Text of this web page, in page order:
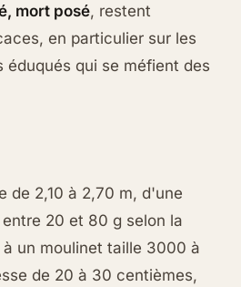
mort posé, restent
en particulier sur les
éduqués qui se méfient des
de 2,10 à 2,70 m, d'une
20 et 80 g selon la
un moulinet taille 3000 à
de 20 à 30 centièmes,